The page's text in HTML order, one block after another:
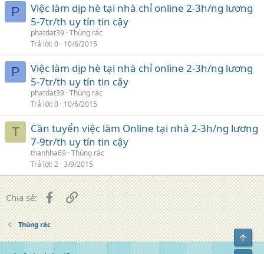
P
Việc làm dịp hè tại nhà chỉ online 2-3h/ng lương
5-7tr/th uy tín tin cậy
phatdat39 Thùng rác
Trả lời 0 10/6/2015
P
Việc làm dịp hè tại nhà chỉ online 2-3h/ng lương
5-7tr/th uy tín tin cậy
phatdat39 Thùng rác
Trả lời 0 10/6/2015
T
Cần tuyển việc làm Online tại nhà 2-3h/ng lương
7-9tr/th uy tín tin cậy
thanhha69 Thùng rác
Trả lời 2 3/9/2015
Chia sẻ: FacebookLiên kết
Thùng rác
Top